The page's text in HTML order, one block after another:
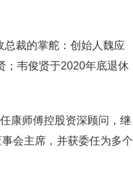
裁的掌舵：创始人魏应
；韦俊贤于2020年底退休
康师傅控股资深顾问，继
会主席，并获委任为多个